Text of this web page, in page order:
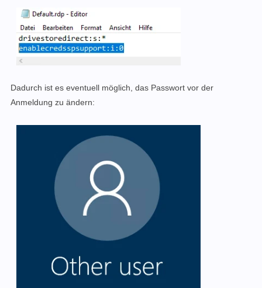
Dadurch ist es eventuell möglich, das Passwort vor der
Anmeldung zu ändern: